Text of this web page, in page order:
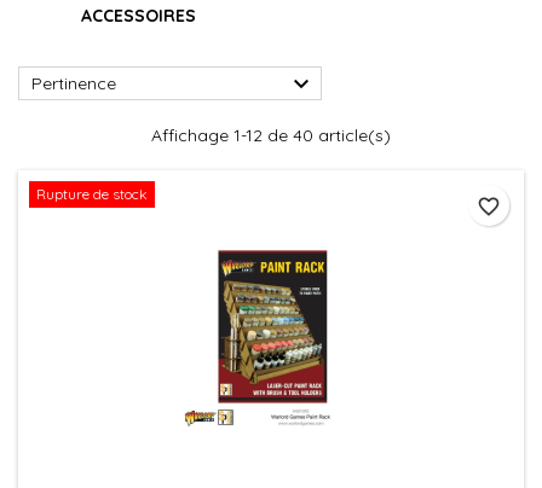
ACCESSOIRES
Pertinence 
Affichage 1-12 de 40 article(s)
Rupture de stock
favorite_border